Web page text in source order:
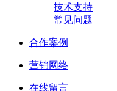
技术支持
常见问题
合作案例
营销网络
在线留言